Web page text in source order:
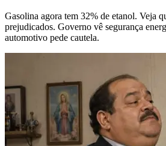
Gasolina agora tem 32% de etanol. Veja
prejudicados. Governo vê segurança
automotivo pede cautela.